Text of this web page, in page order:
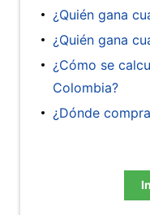
¿Quién gana
¿Quién gana
¿Cómo se
Colombia?
¿Dónde